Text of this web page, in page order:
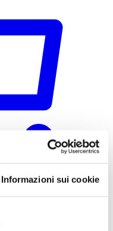
Informazioni sui cookie